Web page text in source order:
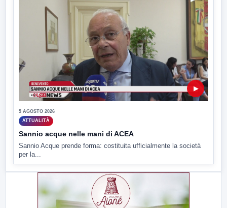
▶
5 AGOSTO 2026
ATTUALITÀ
Sannio acque nelle mani di ACEA
Sannio Acque prende forma: costituita ufficialmente la società
per la...